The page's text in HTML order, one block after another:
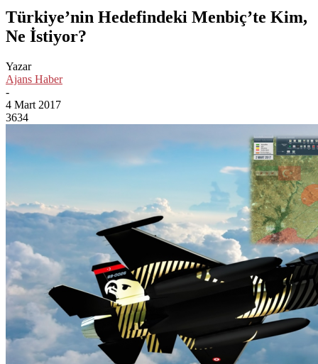
Türkiye’nin Hedefindeki Menbiç’te Kim,
Ne İstiyor?
Yazar
Ajans Haber
-
4 Mart 2017
3634